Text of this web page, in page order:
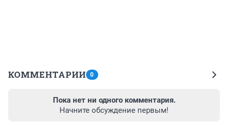
КОММЕНТАРИИ 0
Пока нет ни одного комментария.
Начните обсуждение первым!